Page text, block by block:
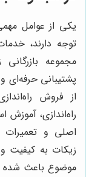
یکی از عوامل
توجه دارند،
مجموعه
پشتیبانی
از فروش
راه‌اندازی،
اصلی و
زیکات به کیفیت
موضوع باعث شده